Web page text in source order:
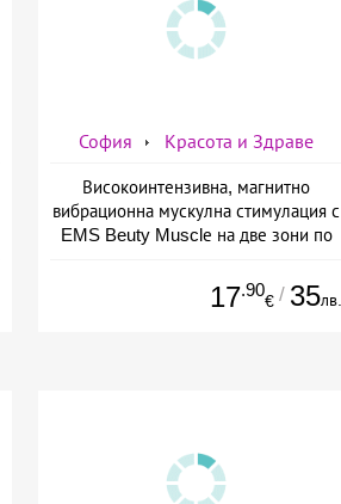
София Красота и Здраве
Високоинтензивна, магнитно
вибрационна мускулна стимулация с
EMS Beuty Musclе на две зони по
Естетичен център Симона
17.90
€ / 35лв.